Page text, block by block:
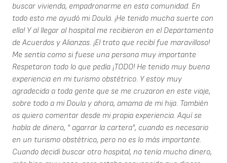
buscar vivienda, empadronarme en esta comunidad. En
todo esto me ayudó mi Doula. ¡He tenido mucha suerte con
ella! Y al llegar al hospital me recibieron en el Departamento
de Acuerdos y Alianzas. ¡El trato que recibí fue maravilloso!
Me sentía como si fuese una persona muy importante
Respetaron todo lo que pedía ¡TODO! He tenido muy buena
experiencia en mi turismo obstétrico. Y estoy muy
agradecida a toda gente que se me cruzaron en este viaje,
sobre todo a mi Doula y ahora, amama de mi hija. También
os quiero comentar desde mi propia experiencia. Aquí se
habla de dinero, " agarrar la cartera", cuando es necesario
en un turismo obstétrico, pero no es lo más importante.
Cuando decidí buscar otro hospital, no tenía mucho dinero,